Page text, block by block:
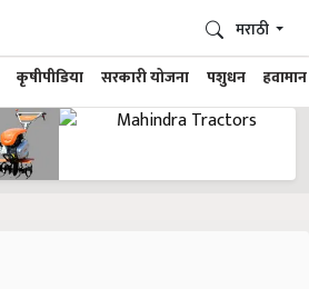
कृषीपीडिया सरकारी योजना पशुधन हवामान
मराठी